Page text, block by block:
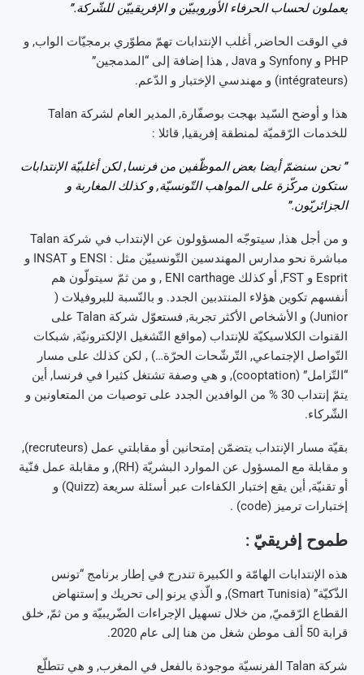
يعملون لحساب الحرفاء الأوروبييّن و الإفريقييّن للشّركة.”
في الوقت الحاضر, أغلب الإنتدابات تهمّ مطوّري برمجيّات الواب, و
PHP و Synfony و Java , هذا إضافة إلى “المدمجين”
(intégrateurs) و مهندسي الإختبار و الدّعم.
هذا و أوضح السّيد بهجت بوصفّارة, المدير العام لشركة Talan
للخدمات الرّقميّة لمنطقة إفريقيا, قائلا :
” نحن سنضمّ أيضا بعض الموظّفين من فرنسا, لكن أغلبيّة الإنتدابات
ستكون مركّزة على المواهب التّونسيّة, و كذلك المغاربة و
الجزائريّون.”
و من أجل هذا, سيتوجّه المسؤولون عن الإنتداب في شركة Talan
مباشرة نحو مدارس المهندسين التّونسييّن مثل : ENSI و INSAT و
Esprit و FST, أو كذلك ENI carthage , و من ثمّ سيتولّون هم
أنفسهم تكوين هؤلاء المنتدبين الجدد. و بالنّسبة للبروفيلات (
Junior) و الأشخاص الأكثر تجربة, فستعوّل شركة Talan على
القنوات الكلاسيكيّة للإنتداب (مواقع التّشغيل الإلكترونيّة, شبكات
التّواصل الإجتماعي, التّرشّحات الحرّة…) , لكن كذلك على مسار
“التّزامل” (cooptation), و هي وصفة تشتغل كثيرا في فرنسا, أين
يتمّ إنتداب 30 % من الوافدين الجدد على توصيات من المتعاونين و
الشّركاء.
بقيّة مسار الإنتداب يتضمّن إمتحانين أو مقابلتي عمل (recruteurs),
و مقابلة مع المسؤول عن الموارد البشريّة (RH), و مقابلة عمل فنّية
أو تقنيّة, أين يقع إختبار الكفاءات عبر أسئلة سريعة (Quizz) و
إختبارات ترميز (code) .
طموح إفريقيّ :
هذه الإنتدابات الهامّة و الكبيرة تندرج في إطار برنامج “تونس
الذّكيّة” (Smart Tunisia), و الّذي يرنو إلى تحريك و إستنهاض
القطاع الرّقميّ, من خلال تسهيل الإجراءات الضّريبيّة و من ثمّ, خلق
قرابة 50 ألف موطن شغل من هنا إلى عام 2020.
شركة Talan الفرنسيّة موجودة بالفعل في المغرب, و هي تتطلّع